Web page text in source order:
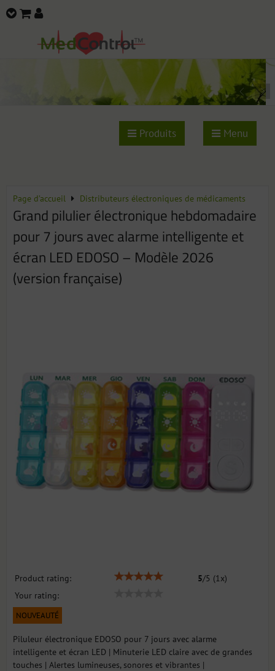
Produits Menu
Page d’accueil Distributeurs électroniques de médicaments
Grand pilulier électronique hebdomadaire
pour 7 jours avec alarme intelligente et
écran LED EDOSO – Modèle 2026
(version française)
Product rating: 5/5 (1x)
Your rating:
NOUVEAUTÉ
Piluleur électronique EDOSO pour 7 jours avec alarme
intelligente et écran LED | Minuterie LED claire avec de grandes
touches | Alertes lumineuses, sonores et vibrantes |